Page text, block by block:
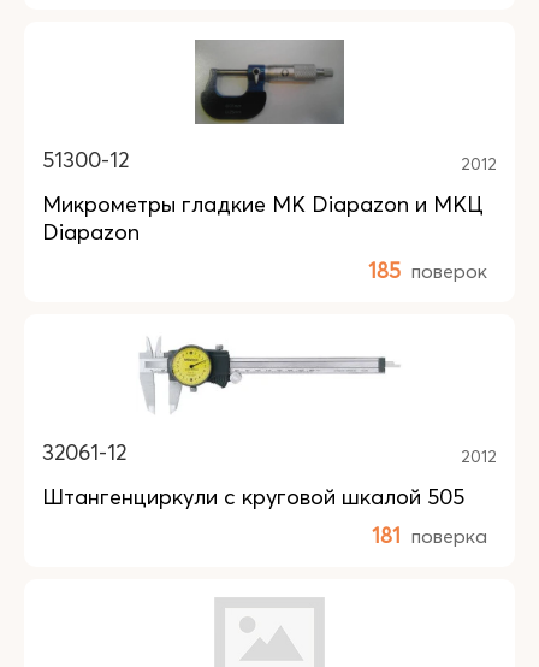
51300-12 2012
Микрометры гладкие MK Diapazon и МКЦ
Diapazon
185 поверок
32061-12 2012
Штангенциркули с круговой шкалой 505
181 поверка